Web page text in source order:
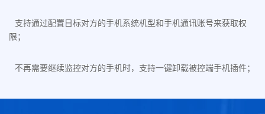
支持通过配置目标对方的手机系统机型和手机通讯账号来获取权
限；
不再需要继续监控对方的手机时，支持一键卸载被控端手机插件；